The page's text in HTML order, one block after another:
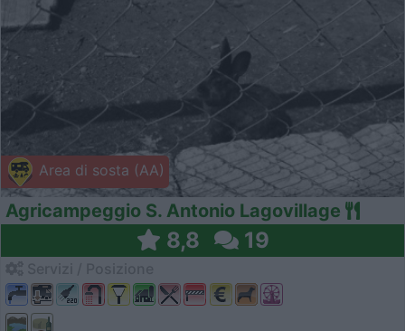
Area di sosta (AA)
Agricampeggio S. Antonio Lagovillage
8,8 19